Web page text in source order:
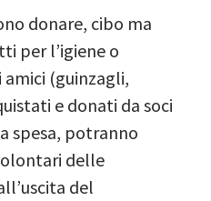
donare, cibo ma
per l’igiene o
amici (guinzagli,
e donati da soci
spesa, potranno
delle
del